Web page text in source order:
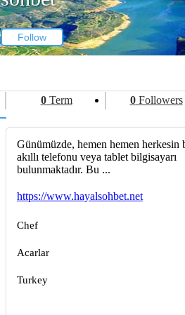
Follow
0Term 0Followers
Günümüzde, hemen hemen herkesin
akıllı telefonu veya tablet bilgisayarı
bulunmaktadır. Bu ...
https://www.hayalsohbet.net
Chef
Acarlar
Turkey